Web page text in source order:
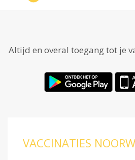
Altijd en overal toegang tot je
VACCINATIES